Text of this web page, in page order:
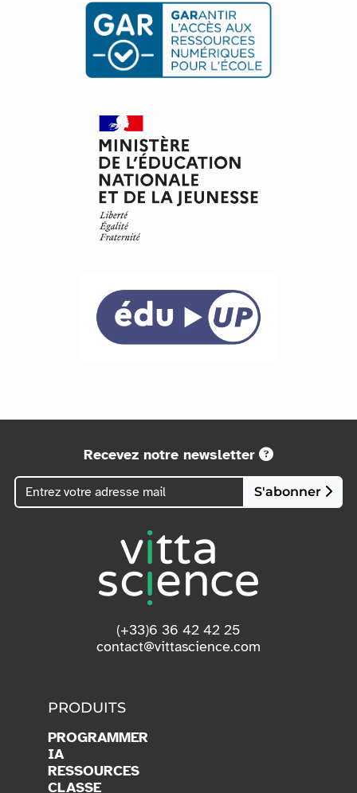
Recevez notre newsletter
S'abonner
(+33)6 36 42 42 25
contact@vittascience.com
PRODUITS
PROGRAMMER
IA
RESSOURCES
CLASSE